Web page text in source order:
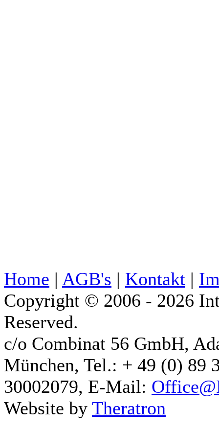
Home | AGB's | Kontakt |
Copyright © 2006 - 2026
Reserved.
c/o Combinat 56 GmbH,
München, Tel.: + 49 (0) 89
30002079, E-Mail:
Website by Theratron